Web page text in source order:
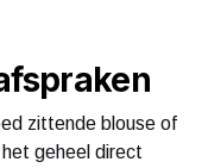
zittende blouse of
geheel direct